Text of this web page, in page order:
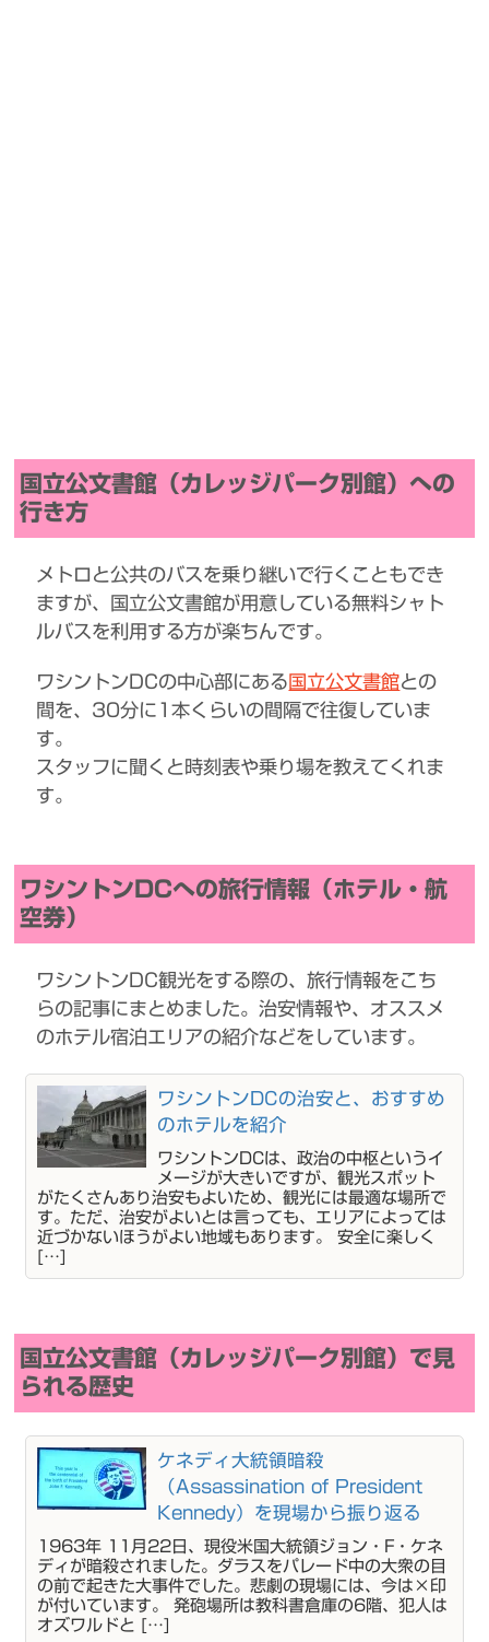
国立公文書館（カレッジパーク別館）への
行き方
メトロと公共のバスを乗り継いで行くこともでき
ますが、国立公文書館が用意している無料シャト
ルバスを利用する方が楽ちんです。
ワシントンDCの中心部にある国立公文書館との
間を、30分に1本くらいの間隔で往復していま
す。
スタッフに聞くと時刻表や乗り場を教えてくれま
す。
ワシントンDCへの旅行情報（ホテル・航
空券）
ワシントンDC観光をする際の、旅行情報をこち
らの記事にまとめました。治安情報や、オススメ
のホテル宿泊エリアの紹介などをしています。
ワシントンDCの治安と、おすすめ
のホテルを紹介
ワシントンDCは、政治の中枢というイ
メージが大きいですが、観光スポット
がたくさんあり治安もよいため、観光には最適な場所で
す。ただ、治安がよいとは言っても、エリアによっては
近づかないほうがよい地域もあります。 安全に楽しく
[…]
国立公文書館（カレッジパーク別館）で見
られる歴史
ケネディ大統領暗殺
（Assassination of President
Kennedy）を現場から振り返る
1963年 11月22日、現役米国大統領ジョン・F・ケネ
ディが暗殺されました。ダラスをパレード中の大衆の目
の前で起きた大事件でした。悲劇の現場には、今は×印
が付いています。 発砲場所は教科書倉庫の6階、犯人は
オズワルドと […]